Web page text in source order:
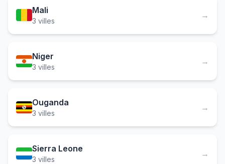
Mali
3 villes
→
Niger
3 villes
→
Ouganda
3 villes
→
Sierra Leone
3 villes
→